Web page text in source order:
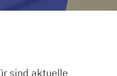
sind aktuelle